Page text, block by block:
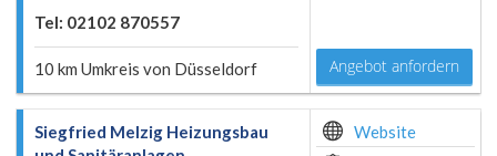
Tel: 02102 870557
10 km Umkreis von Düsseldorf Angebot anfordern
Siegfried Melzig Heizungsbau
Website